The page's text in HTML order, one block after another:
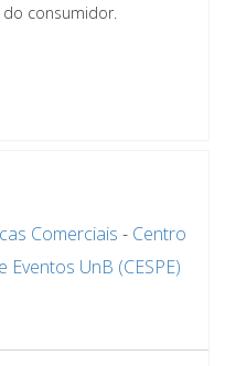
consumidor.
Comerciais - Centro
UnB (CESPE)